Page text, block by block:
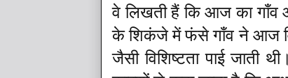
वे लिखती हैं कि आज का गाँव
के शिकंजे में फंसे गाँव ने आज
जैसी विशिष्टता पाई जाती